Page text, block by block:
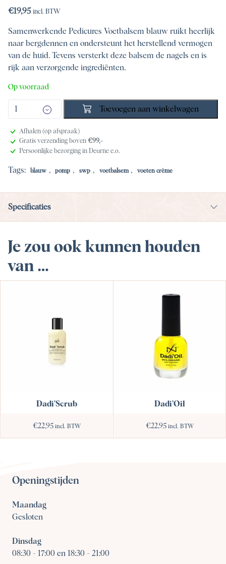
€19,95 incl. BTW
Samenwerkende Pedicures Voetbalsem blauw ruikt heerlijk
naar bergdennen en ondersteunt het herstellend vermogen
van de huid. Tevens versterkt deze balsem de nagels en is
rijk aan verzorgende ingrediënten.
Op voorraad
Toevoegen aan winkelwagen
Afhalen (op afspraak)
Gratis verzending boven€99,-
Persoonlijke bezorging in Deurne e.o.
Tags: blauw , pomp , swp , voetbalsem , voeten crème
Specificaties
Je zou ook kunnen houden
van …
Dadi’Scrub
€22,95 incl. BTW
Dadi’Oil
€22,95 incl. BTW
Openingstijden
Maandag
Gesloten
Dinsdag
08:30 - 17:00 en 18:30 - 21:00